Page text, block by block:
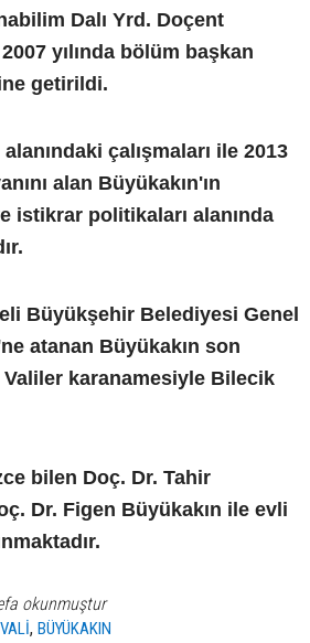
Dalı Yrd. Doçent
yılında bölüm başkan
getirildi.
çalışmaları ile 2013
alan Büyükakın'ın
istikrar politikaları alanında
Büyükşehir Belediyesi Genel
atanan Büyükakın son
Valiler karanamesiyle Bilecik
bilen Doç. Dr. Tahir
Dr. Figen Büyükakın ile evli
okunmuştur
VALİ,BÜYÜKAKIN